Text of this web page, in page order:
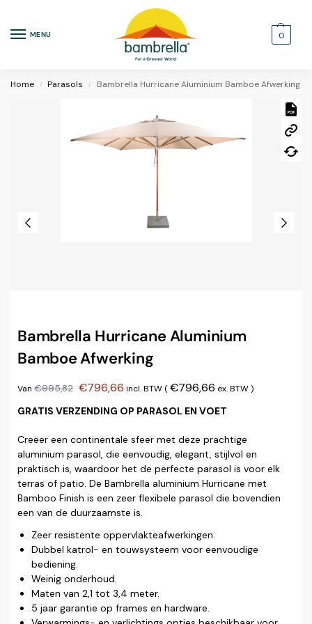
MENU 0
Home / Parasols / Bambrella Hurricane Aluminium Bamboe Afwerking
Bambrella Hurricane Aluminium
Bamboe Afwerking
Van €995,82 €796,66 incl. BTW (€796,66 ex. BTW)
GRATIS VERZENDING OP PARASOL EN VOET
Creëer een continentale sfeer met deze prachtige
aluminium parasol, die eenvoudig, elegant, stijlvol en
praktisch is, waardoor het de perfecte parasol is voor elk
terras of patio. De Bambrella aluminium Hurricane met
Bamboo Finish is een zeer flexibele parasol die bovendien
een van de duurzaamste is.
Zeer resistente oppervlakteafwerkingen.
Dubbel katrol- en touwsysteem voor eenvoudige
bediening.
Weinig onderhoud.
Maten van 2,1 tot 3,4 meter.
5 jaar garantie op frames en hardware.